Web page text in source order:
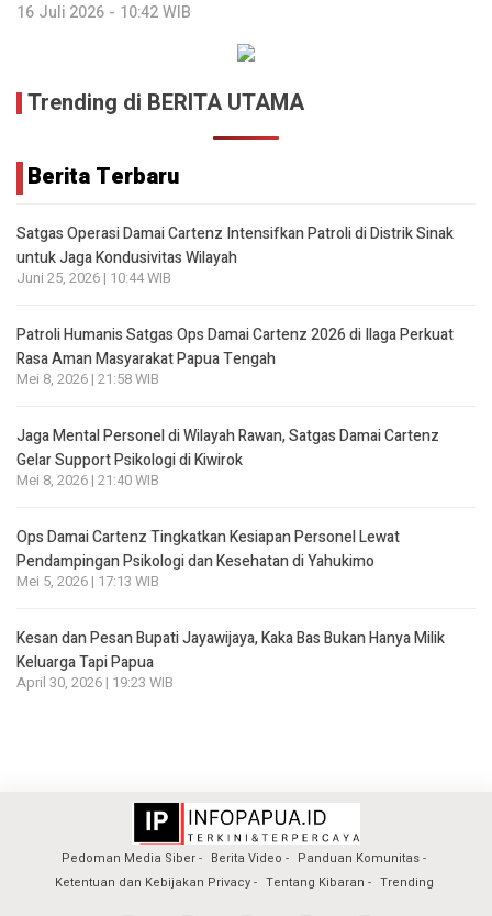
16 Juli 2026 - 10:42 WIB
Trending di BERITA UTAMA
Berita Terbaru
Satgas Operasi Damai Cartenz Intensifkan Patroli di Distrik Sinak
untuk Jaga Kondusivitas Wilayah
Juni 25, 2026 | 10:44 WIB
Patroli Humanis Satgas Ops Damai Cartenz 2026 di Ilaga Perkuat
Rasa Aman Masyarakat Papua Tengah
Mei 8, 2026 | 21:58 WIB
Jaga Mental Personel di Wilayah Rawan, Satgas Damai Cartenz
Gelar Support Psikologi di Kiwirok
Mei 8, 2026 | 21:40 WIB
Ops Damai Cartenz Tingkatkan Kesiapan Personel Lewat
Pendampingan Psikologi dan Kesehatan di Yahukimo
Mei 5, 2026 | 17:13 WIB
Kesan dan Pesan Bupati Jayawijaya, Kaka Bas Bukan Hanya Milik
Keluarga Tapi Papua
April 30, 2026 | 19:23 WIB
Pedoman Media Siber Berita Video
Panduan Komunitas
Ketentuan dan Kebijakan Privacy
Tentang Kibaran Trending